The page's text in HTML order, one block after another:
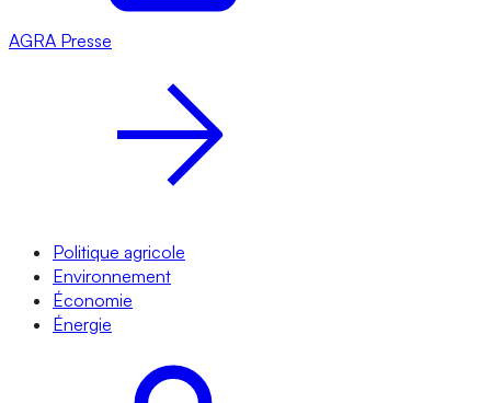
AGRA Presse
Politique agricole
Environnement
Économie
Énergie